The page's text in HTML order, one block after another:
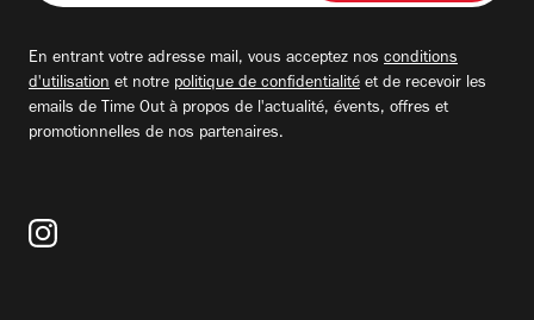
adresse
En entrant votre adresse mail, vous acceptez nos conditions
d'utilisation et notre politique de confidentialité et de recevoir les
emails de Time Out à propos de l'actualité, évents, offres et
promotionnelles de nos partenaires.